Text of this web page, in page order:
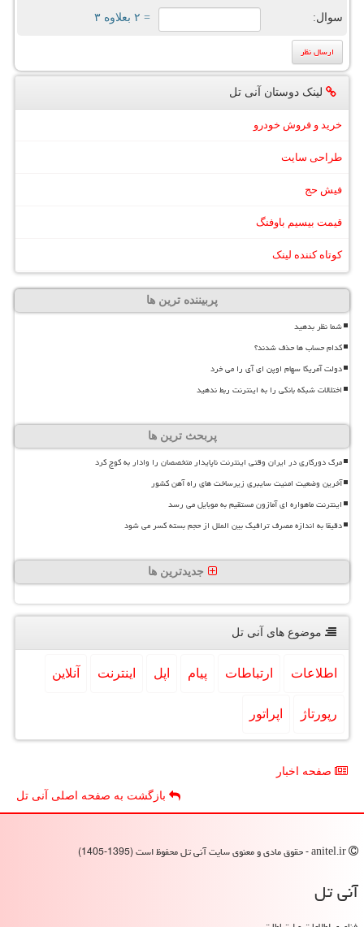
سوال: = ۲ بعلاوه ۳
لینک دوستان آنی تل
خرید و فروش خودرو
طراحی سایت
فیش حج
قیمت بیسیم باوفنگ
کوتاه کننده لینک
پربیننده ترین ها
شما نظر بدهید
کدام حساب ها حذف شدند؟
دولت آمریکا سهام اوپن ای آی را می خرد
اختلالات شبکه بانکی را به اینترنت ربط ندهید
پربحث ترین ها
مرگ دورکاری در ایران وقتی اینترنت ناپایدار متخصصان را وادار به کوچ کرد
آخرین وضعیت امنیت سایبری زیرساخت های راه آهن کشور
اینترنت ماهواره ای آمازون مستقیم به موبایل می رسد
دقیقا به اندازه مصرف ترافیک بین الملل از حجم بسته کسر می شود
جدیدترین ها
موضوع های آنی تل
اطلاعات ارتباطات پیام اپل اینترنت آنلاین
رپورتاژ اپراتور
صفحه اخبار
بازگشت به صفحه اصلی آنی تل
آنی تل